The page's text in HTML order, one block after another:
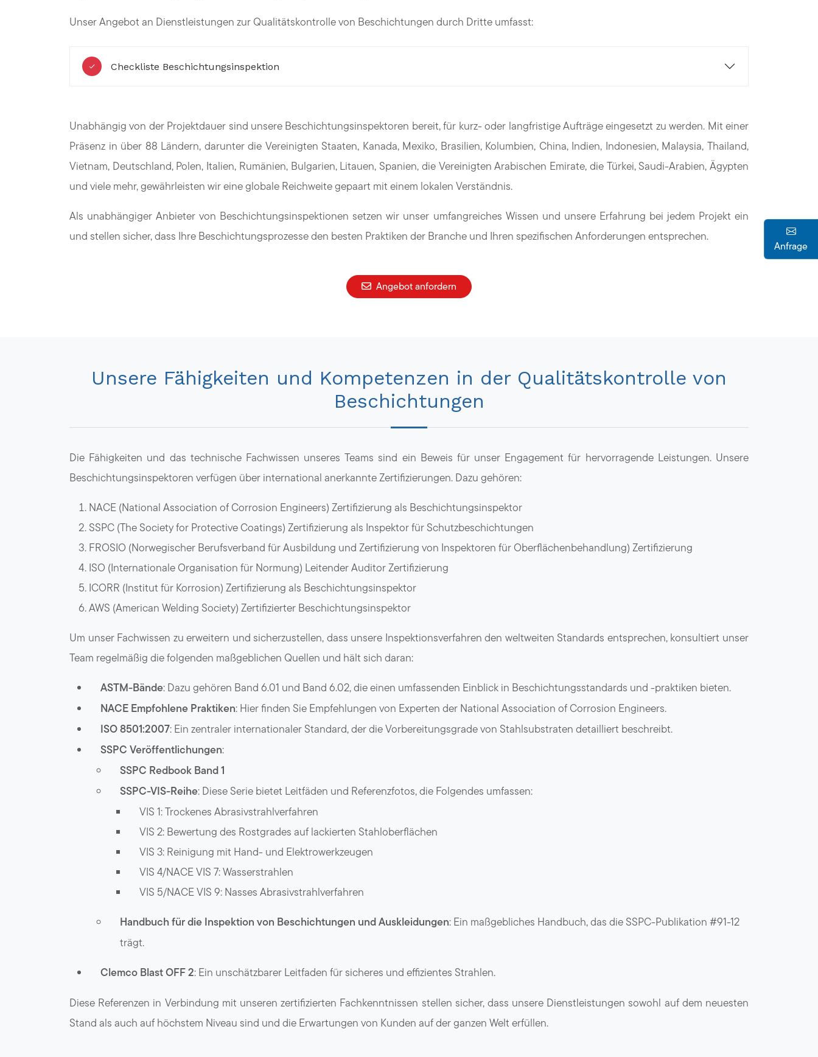
Unser Angebot an Dienstleistungen zur Qualitätskontrolle von Beschichtungen durch Dritte umfasst:
Checkliste Beschichtungsinspektion
Unabhängig von der Projektdauer sind unsere Beschichtungsinspektoren bereit, für kurz- oder langfristige Aufträge eingesetzt zu werden. Mit einer
Präsenz in über 88 Ländern, darunter die Vereinigten Staaten, Kanada, Mexiko, Brasilien, Kolumbien, China, Indien, Indonesien, Malaysia, Thailand,
Vietnam, Deutschland, Polen, Italien, Rumänien, Bulgarien, Litauen, Spanien, die Vereinigten Arabischen Emirate, die Türkei, Saudi-Arabien, Ägypten
und viele mehr, gewährleisten wir eine globale Reichweite gepaart mit einem lokalen Verständnis.
Als unabhängiger Anbieter von Beschichtungsinspektionen setzen wir unser umfangreiches Wissen und unsere Erfahrung bei jedem Projekt ein
und stellen sicher, dass Ihre Beschichtungsprozesse den besten Praktiken der Branche und Ihren spezifischen Anforderungen entsprechen.
Angebot anfordern
Unsere Fähigkeiten und Kompetenzen in der Qualitätskontrolle von
Beschichtungen
Die Fähigkeiten und das technische Fachwissen unseres Teams sind ein Beweis für unser Engagement für hervorragende Leistungen. Unsere
Beschichtungsinspektoren verfügen über international anerkannte Zertifizierungen. Dazu gehören:
NACE (National Association of Corrosion Engineers) Zertifizierung als Beschichtungsinspektor
SSPC (The Society for Protective Coatings) Zertifizierung als Inspektor für Schutzbeschichtungen
FROSIO (Norwegischer Berufsverband für Ausbildung und Zertifizierung von Inspektoren für Oberflächenbehandlung) Zertifizierung
ISO (Internationale Organisation für Normung) Leitender Auditor Zertifizierung
ICORR (Institut für Korrosion) Zertifizierung als Beschichtungsinspektor
AWS (American Welding Society) Zertifizierter Beschichtungsinspektor
Um unser Fachwissen zu erweitern und sicherzustellen, dass unsere Inspektionsverfahren den weltweiten Standards entsprechen, konsultiert unser
Team regelmäßig die folgenden maßgeblichen Quellen und hält sich daran:
ASTM-Bände: Dazu gehören Band 6.01 und Band 6.02, die einen umfassenden Einblick in Beschichtungsstandards und -praktiken bieten.
NACE Empfohlene Praktiken: Hier finden Sie Empfehlungen von Experten der National Association of Corrosion Engineers.
ISO 8501:2007: Ein zentraler internationaler Standard, der die Vorbereitungsgrade von Stahlsubstraten detailliert beschreibt.
SSPC Veröffentlichungen:
SSPC Redbook Band 1
SSPC-VIS-Reihe: Diese Serie bietet Leitfäden und Referenzfotos, die Folgendes umfassen:
VIS 1: Trockenes Abrasivstrahlverfahren
VIS 2: Bewertung des Rostgrades auf lackierten Stahloberflächen
VIS 3: Reinigung mit Hand- und Elektrowerkzeugen
VIS 4/NACE VIS 7: Wasserstrahlen
VIS 5/NACE VIS 9: Nasses Abrasivstrahlverfahren
Handbuch für die Inspektion von Beschichtungen und Auskleidungen: Ein maßgebliches Handbuch, das die SSPC-Publikation #91-12
trägt.
Clemco Blast OFF 2: Ein unschätzbarer Leitfaden für sicheres und effizientes Strahlen.
Diese Referenzen in Verbindung mit unseren zertifizierten Fachkenntnissen stellen sicher, dass unsere Dienstleistungen sowohl auf dem neuesten
Stand als auch auf höchstem Niveau sind und die Erwartungen von Kunden auf der ganzen Welt erfüllen.
Anfrage